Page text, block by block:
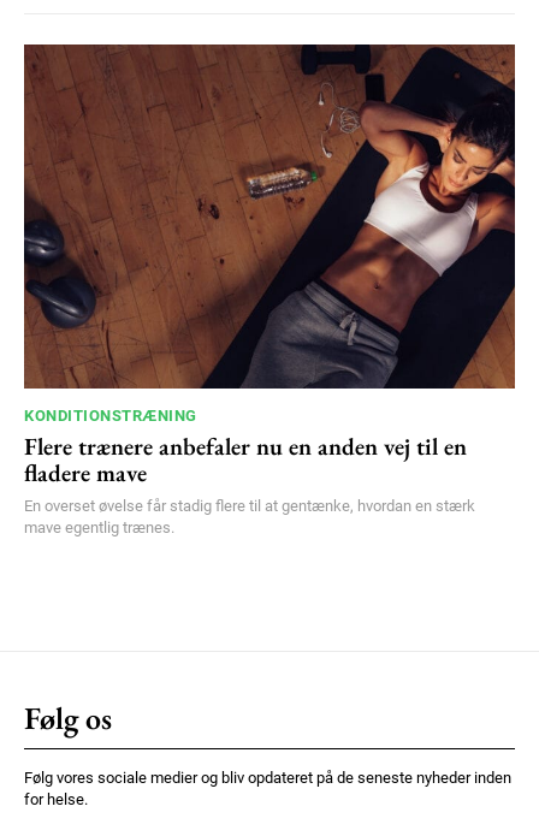
KONDITIONSTRÆNING
Flere trænere anbefaler nu en anden vej til en
fladere mave
En overset øvelse får stadig flere til at gentænke, hvordan en stærk
mave egentlig trænes.
Følg os
Følg vores sociale medier og bliv opdateret på de seneste nyheder inden
for helse.